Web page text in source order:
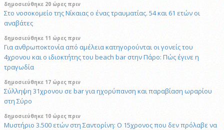
δημοσιεύθηκε 20 ώρες πριν
Στο νοσοκομείο της Νίκαιας ο ένας τραυματίας. 54 και 61 ετών οι
αναβάτες
δημοσιεύθηκε 11 ώρες πριν
Για ανθρωποκτονία από αμέλεια κατηγορούνται οι γονείς του
4χρονου και ο ιδιοκτήτης του beach bar στην Πάρο: Πώς έγινε η
τραγωδία
δημοσιεύθηκε 17 ώρες πριν
Σύλληψη 31χρονου σε bar για ηχορύπανση και παραβίαση ωραρίου
στη Σύρο
δημοσιεύθηκε 10 ώρες πριν
Μυστήριο 3.500 ετών στη Σαντορίνη: Ο 15χρονος που δεν πρόλαβε να